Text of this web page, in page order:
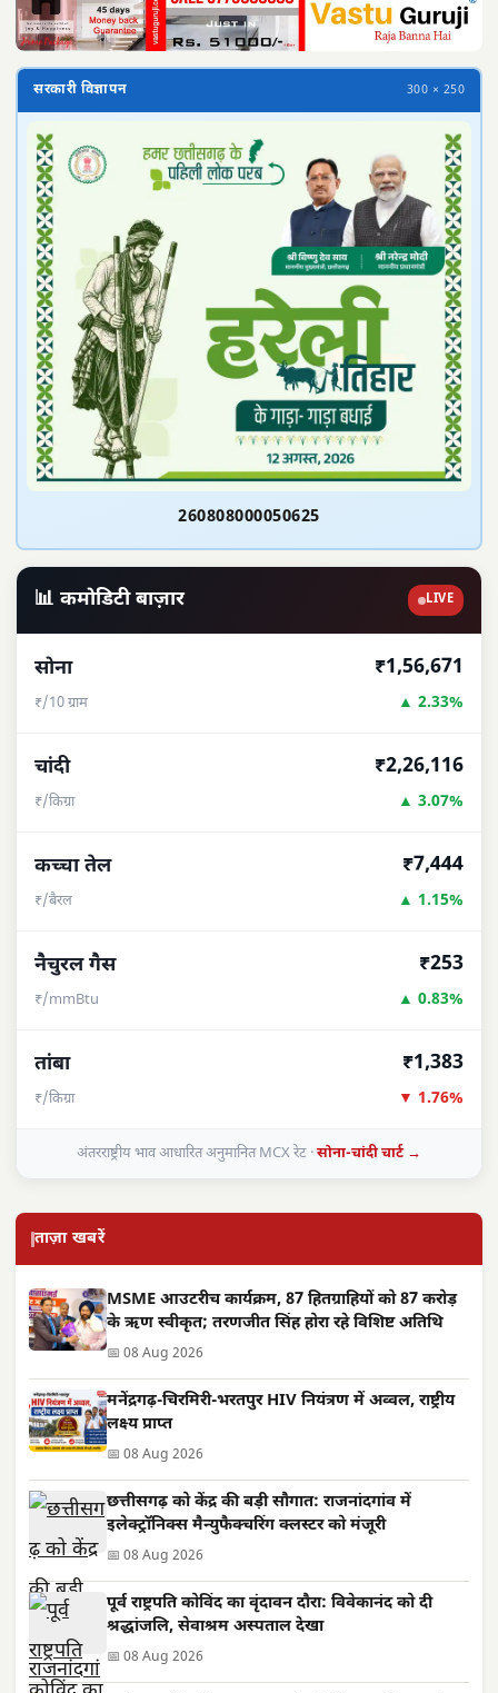
सरकारी विज्ञापन 300 × 250
260808000050625
📊 कमोडिटी बाज़ार LIVE
सोना
₹/10 ग्राम
₹1,56,671
▲ 2.33%
चांदी
₹/किग्रा
₹2,26,116
▲ 3.07%
कच्चा तेल
₹/बैरल
₹7,444
▲ 1.15%
नैचुरल गैस
₹/mmBtu
₹253
▲ 0.83%
तांबा
₹/किग्रा
₹1,383
▼ 1.76%
अंतरराष्ट्रीय भाव आधारित अनुमानित MCX रेट ·सोना-चांदी चार्ट →
ताज़ा खबरें
MSME आउटरीच कार्यक्रम, 87 हितग्राहियों को 87 करोड़
के ऋण स्वीकृत; तरणजीत सिंह होरा रहे विशिष्ट अतिथि
📅 08 Aug 2026
मनेंद्रगढ़-चिरमिरी-भरतपुर HIV नियंत्रण में अव्वल, राष्ट्रीय
लक्ष्य प्राप्त
📅 08 Aug 2026
छत्तीसगढ़ को केंद्र की बड़ी सौगात: राजनांदगांव में
इलेक्ट्रॉनिक्स मैन्युफैक्चरिंग क्लस्टर को मंजूरी
📅 08 Aug 2026
पूर्व राष्ट्रपति कोविंद का वृंदावन दौरा: विवेकानंद को दी
श्रद्धांजलि, सेवाश्रम अस्पताल देखा
📅 08 Aug 2026